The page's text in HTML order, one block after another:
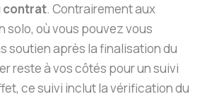
contrat. Contrairement aux
solo, où vous pouvez vous
soutien après la finalisation du
reste à vos côtés pour un suivi
ce suivi inclut la vérification du